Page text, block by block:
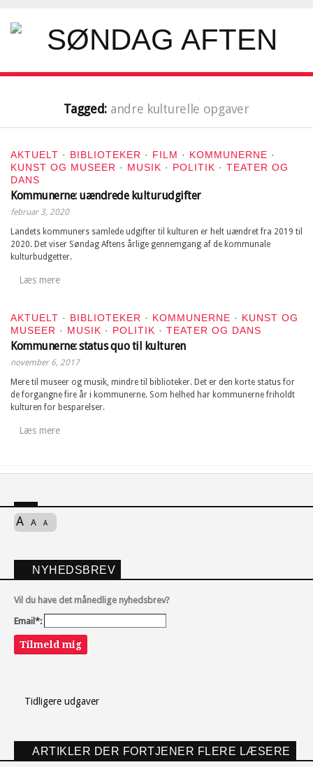
Tagged: andre kulturelle opgaver
AKTUELT · BIBLIOTEKER · FILM · KOMMUNERNE ·
KUNST OG MUSEER · MUSIK · POLITIK · TEATER OG
DANS
Kommunerne: uændrede kulturudgifter
februar 3, 2020
Landets kommuners samlede udgifter til kulturen er helt uændret fra 2019 til
2020. Det viser Søndag Aftens årlige gennemgang af de kommunale
kulturbudgetter.
Læs mere
AKTUELT · BIBLIOTEKER · KOMMUNERNE · KUNST OG
MUSEER · MUSIK · POLITIK · TEATER OG DANS
Kommunerne: status quo til kulturen
november 6, 2017
Mere til museer og musik, mindre til biblioteker. Det er den korte status for
de forgangne fire år i kommunerne. Som helhed har kommunerne friholdt
kulturen for besparelser.
Læs mere
A A A
NYHEDSBREV
Vil du have det månedlige nyhedsbrev?
Email*:
Tilmeld mig
Tidligere udgaver
ARTIKLER DER FORTJENER FLERE LÆSERE